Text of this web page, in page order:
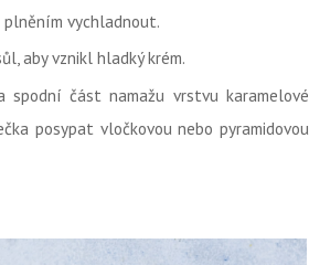
plněním vychladnout.
aby vznikl hladký krém.
spodní část namažu vrstvu karamelové
posypat vločkovou nebo pyramidovou